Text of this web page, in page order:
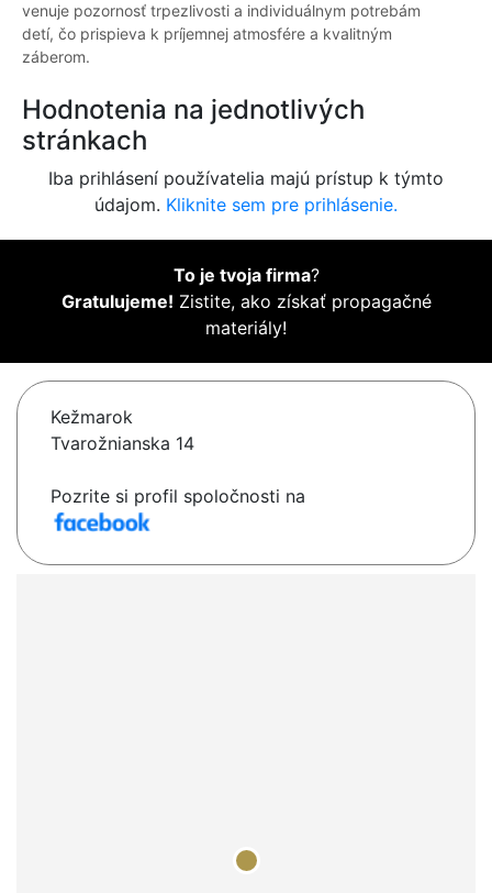
venuje pozornosť trpezlivosti a individuálnym potrebám
detí, čo prispieva k príjemnej atmosfére a kvalitným
záberom.
Hodnotenia na jednotlivých
stránkach
Iba prihlásení používatelia majú prístup k týmto
údajom. Kliknite sem pre prihlásenie.
To je tvoja firma?
Gratulujeme! Zistite, ako získať propagačné
materiály!
Kežmarok
Tvarožnianska 14
Pozrite si profil spoločnosti na